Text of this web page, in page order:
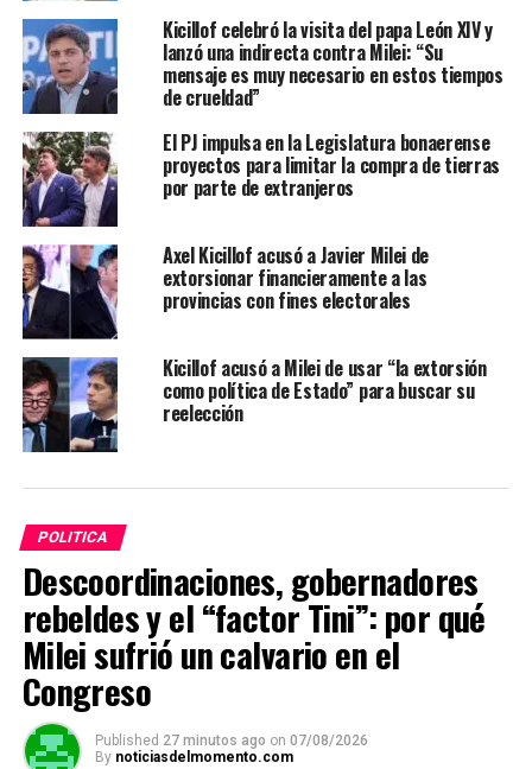
Kicillof celebró la visita del papa León XIV y
lanzó una indirecta contra Milei: “Su
mensaje es muy necesario en estos tiempos
de crueldad”
El PJ impulsa en la Legislatura bonaerense
proyectos para limitar la compra de tierras
por parte de extranjeros
Axel Kicillof acusó a Javier Milei de
extorsionar financieramente a las
provincias con fines electorales
Kicillof acusó a Milei de usar “la extorsión
como política de Estado” para buscar su
reelección
POLITICA
Descoordinaciones, gobernadores
rebeldes y el “factor Tini”: por qué
Milei sufrió un calvario en el
Congreso
Published 27 minutos ago on 07/08/2026
By noticiasdelmomento.com